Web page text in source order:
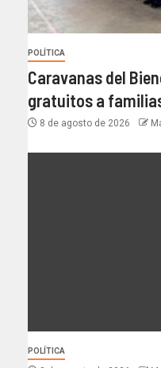
POLÍTICA
Caravanas del
gratuitos a
8 de agosto de 2026
POLÍTICA